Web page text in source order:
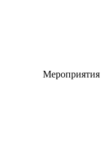
Мероприятия